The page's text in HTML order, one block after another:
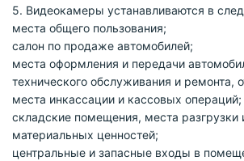
5. Видеокамеры устанавливаются в
места общего пользования;
салон по продаже автомобилей;
места оформления и передачи
технического обслуживания и ремонта,
места инкассации и кассовых операций;
складские помещения, места разгрузки
материальных ценностей;
центральные и запасные входы в